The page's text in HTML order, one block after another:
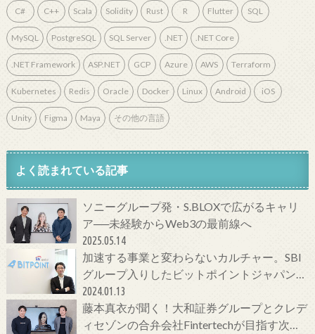
C# C++ Scala Solidity Rust R Flutter SQL
MySQL PostgreSQL SQL Server .NET .NET Core
.NET Framework ASP.NET GCP Azure AWS Terraform
Kubernetes Redis Oracle Docker Linux Android iOS
Unity Figma Maya その他の言語
よく読まれている記事
ソニーグループ発・S.BLOXで広がるキャリ
ア──未経験からWeb3の最前線へ
2025.05.14
加速する事業と変わらないカルチャー。SBI
グループ入りしたビットポイントジャパンの
今をCTOに聞いてみた！
2024.01.13
藤本真衣が聞く！大和証券グループとクレデ
ィセゾンの合弁会社Fintertechが目指す次世